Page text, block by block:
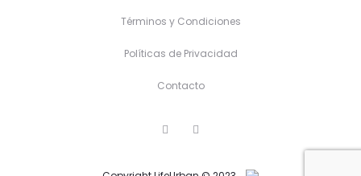
Términos y Condiciones
Políticas de Privacidad
Contacto